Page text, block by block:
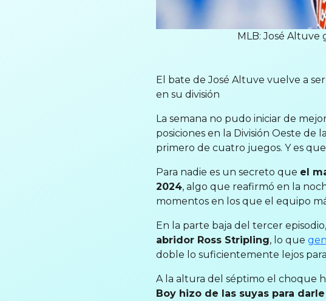
MLB: José
El bate de José Altuve vuelve a
en su división
La semana no pudo iniciar de
posiciones en la División Oeste de
primero de cuatro juegos. Y es
Para nadie es un secreto que el
2024, algo que reafirmó en la
momentos en los que el equipo
En la parte baja del tercer episodio,
abridor Ross Stripling, lo que
doble lo suficientemente lejos
A la altura del séptimo el choque
Boy hizo de las suyas para